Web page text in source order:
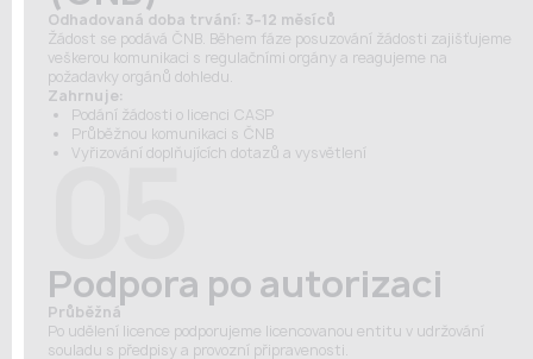
Odhadovaná doba trvání: 3–12 měsíců
Žádost se podává ČNB. Během fáze posuzování žádosti zajišťujeme
veškerou komunikaci s regulačními orgány a reagujeme na
požadavky orgánů dohledu.
Zahrnuje:
Podání žádosti o licenci CASP
Průběžnou komunikaci s ČNB
Vyřizování doplňujících dotazů a vysvětlení
05
Podpora po autorizaci
Průběžná
Po udělení licence podporujeme licencovanou entitu v udržování
souladu s předpisy a provozní připravenosti.